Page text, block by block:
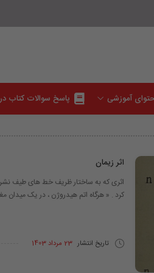
آموزشی پاسخ سوالات کتاب
اثر زیمان
کرد . « هرگاه اتم هیدروژن ، در یک میدان
تاریخ انتشار 23 مرداد 1403